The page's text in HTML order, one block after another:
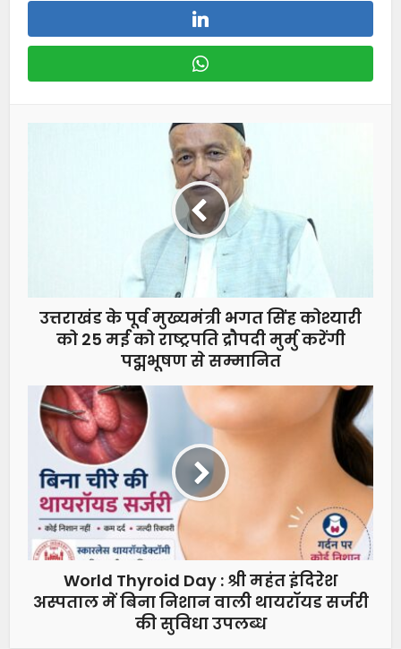
उत्तराखंड के पूर्व मुख्यमंत्री भगत सिंह कोश्यारी
को 25 मई को राष्ट्रपति द्रौपदी मुर्मु करेंगी
पद्मभूषण से सम्मानित
World Thyroid Day : श्री महंत इंदिरेश
अस्पताल में बिना निशान वाली थायरॉयड सर्जरी
की सुविधा उपलब्ध